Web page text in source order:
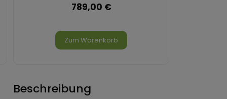
789,00 €
Zum Warenkorb
Beschreibung